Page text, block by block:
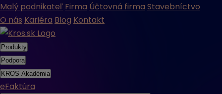
Malý podnikateľ Firma Účtovná firma Stavebníctvo
O nás Kariéra Blog Kontakt
Produkty
Podpora
KROS Akadémia
eFaktúra